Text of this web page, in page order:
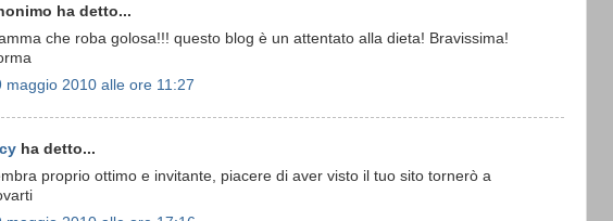
ha detto...
che roba golosa!!! questo blog è un attentato alla dieta! Bravissima!
maggio 2010 alle ore 11:27
ha detto...
proprio ottimo e invitante, piacere di aver visto il tuo sito tornerò a